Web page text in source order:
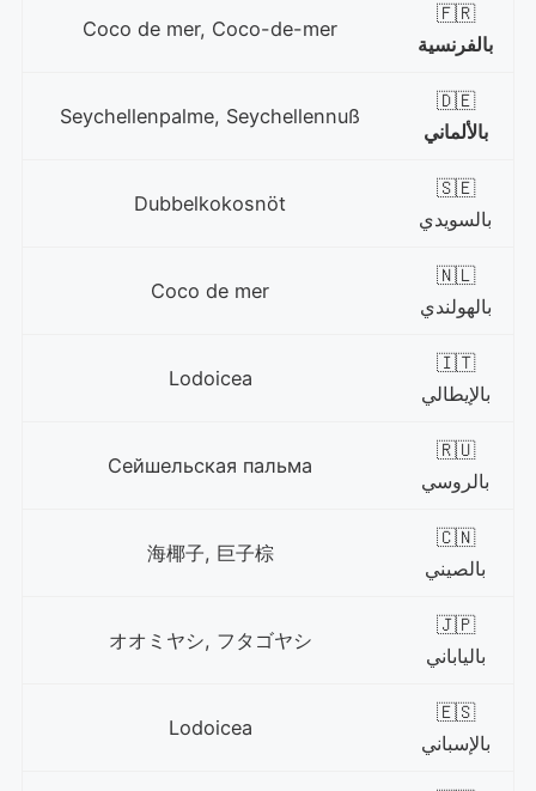
🇫🇷
بالفرنسية
Coco de mer, Coco-de-mer
🇩🇪
بالألماني
Seychellenpalme, Seychellennuß
🇸🇪
بالسويدي
Dubbelkokosnöt
🇳🇱
بالهولندي
Coco de mer
🇮🇹
بالإيطالي
Lodoicea
🇷🇺
بالروسي
Сейшельская пальма
🇨🇳
بالصيني
海椰子, 巨子棕
🇯🇵
بالياباني
オオミヤシ, フタゴヤシ
🇪🇸
بالإسباني
Lodoicea